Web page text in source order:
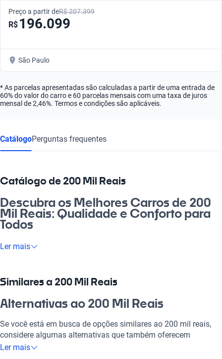
Preço a partir deR$ 207.399
R$ 196.099
São Paulo
* As parcelas apresentadas são calculadas a partir de uma entrada de
60% do valor do carro e 60 parcelas mensais com uma taxa de juros
mensal de 2,46%. Termos e condições são aplicáveis.
CatálogoPerguntas frequentes
Catálogo de 200 Mil Reais
Descubra os Melhores Carros de 200
Mil Reais: Qualidade e Conforto para
Todos
Está pensando em adquirir um carro na faixa de 200 mil reais?
quem busca um veículo para rodas com a família, fazer aquele
rolê no fim de semana, ou até mesmo atender às demandas do
trabalho. Esse valor traz consigo veículos que são um
excelente investimento, combinando tecnologia de ponta e um
desempenho surpreendente.
Por que escolher 200 Mil Reais?
Ler mais
Similares a 200 Mil Reais
Alternativas ao 200 Mil Reais
Se você está em busca de opções similares ao 200 mil reais,
considere algumas alternativas que também oferecem
qualidade e conforto.
Ler mais